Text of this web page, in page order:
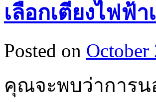
เลือกเตียงไฟฟ้
Posted on October
คุณจะพบว่าการน